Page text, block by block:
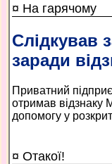
¤ На гарячому
Слідкував
заради
Приватний
отримав відзнаку
допомогу у
¤ Отакої!